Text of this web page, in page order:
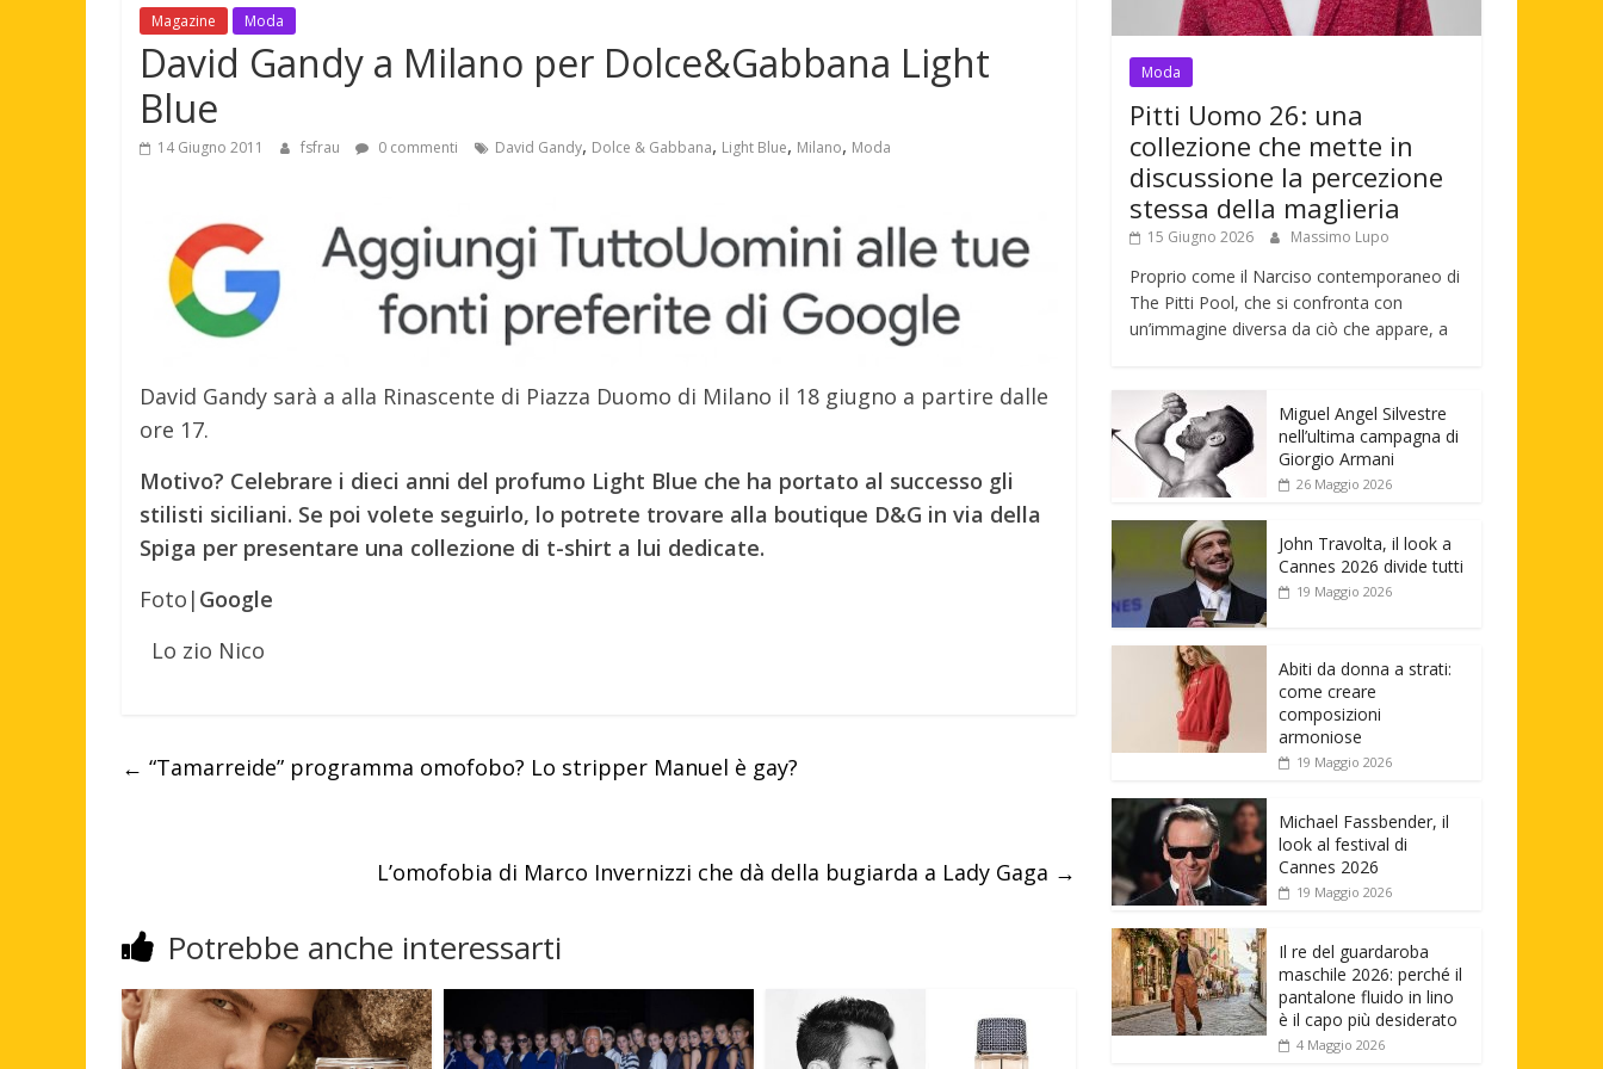
Magazine Moda
David Gandy a Milano per Dolce&Gabbana Light
Blue
14 Giugno 2011 fsfrau 0 commenti David Gandy, Dolce & Gabbana, Light Blue, Milano, Moda
David Gandy sarà a alla Rinascente di Piazza Duomo di Milano il 18 giugno a partire dalle
ore 17.
Motivo? Celebrare i dieci anni del profumo Light Blue che ha portato al successo gli
stilisti siciliani. Se poi volete seguirlo, lo potrete trovare alla boutique D&G in via della
Spiga per presentare una collezione di t-shirt a lui dedicate.
Foto| Google
Lo zio Nico
← “Tamarreide” programma omofobo? Lo stripper Manuel è gay?
L’omofobia di Marco Invernizzi che dà della bugiarda a Lady Gaga →
Potrebbe anche interessarti
Moda
Pitti Uomo 26: una
collezione che mette in
discussione la percezione
stessa della maglieria
15 Giugno 2026 Massimo Lupo
Proprio come il Narciso contemporaneo di
The Pitti Pool, che si confronta con
un’immagine diversa da ciò che appare, a
Miguel Angel Silvestre
nell’ultima campagna di
Giorgio Armani
26 Maggio 2026
John Travolta, il look a
Cannes 2026 divide tutti
19 Maggio 2026
Abiti da donna a strati:
come creare
composizioni
armoniose
19 Maggio 2026
Michael Fassbender, il
look al festival di
Cannes 2026
19 Maggio 2026
Il re del guardaroba
maschile 2026: perché il
pantalone fluido in lino
è il capo più desiderato
4 Maggio 2026